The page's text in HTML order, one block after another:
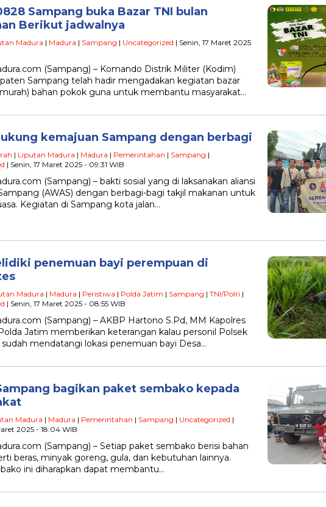
Sampang buka Bazar TNI bulan
Berikut jadwalnya
Madura | Madura | Sampang | Uncategorized | Senin, 17 Maret 2025
(Sampang) – Komando Distrik Militer (Kodim)
Sampang telah hadir mengadakan kegiatan bazar
bahan pokok guna untuk membantu masyarakat…
kemajuan Sampang dengan berbagi
| Liputan Madura | Madura | Pemerintahan | Sampang |
| Senin, 17 Maret 2025 - 09:31 WIB
(Sampang) – bakti sosial yang di laksanakan aliansi
(AWAS) dengan berbagi-bagi takjil makanan untuk
Kegiatan di Sampang kota jalan…
penemuan bayi perempuan di
Madura | Madura | Peristiwa | Polda Jatim | Sampang | TNI/Polri |
| Senin, 17 Maret 2025 - 08:55 WIB
(Sampang) – AKBP Hartono S.Pd, MM Kapolres
Jatim memberikan keterangan kalau personil Polsek
mendatangi lokasi penemuan bayi Desa…
bagikan paket sembako kepada
Madura | Madura | Pemerintahan | Sampang | Uncategorized |
2025 - 18:04 WIB
(Sampang) – Setiap paket sembako berisi bahan
beras, minyak goreng, gula, dan kebutuhan lainnya.
ini diharapkan dapat membantu…